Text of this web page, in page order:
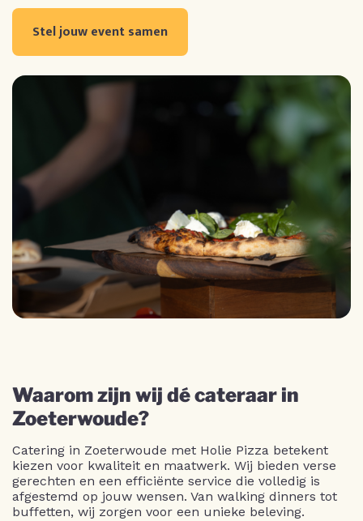
Stel jouw event samen
Waarom zijn wij dé cateraar in
Zoeterwoude?
Catering in Zoeterwoude met Holie Pizza betekent
kiezen voor kwaliteit en maatwerk. Wij bieden verse
gerechten en een efficiënte service die volledig is
afgestemd op jouw wensen. Van walking dinners tot
buffetten, wij zorgen voor een unieke beleving.